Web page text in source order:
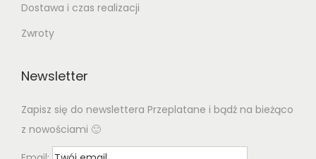
Dostawa i czas realizacji
Zwroty
Newsletter
Zapisz się do newslettera Przeplatane i bądź na bieżąco
z nowościami 🙂